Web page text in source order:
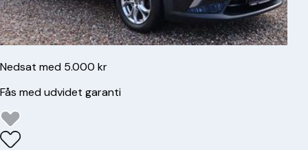
Nedsat med 5.000 kr
Fås med udvidet garanti